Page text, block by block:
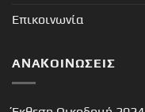
Επικοινωνία
ΑΝΑΚΟΙΝΏΣΕΙΣ